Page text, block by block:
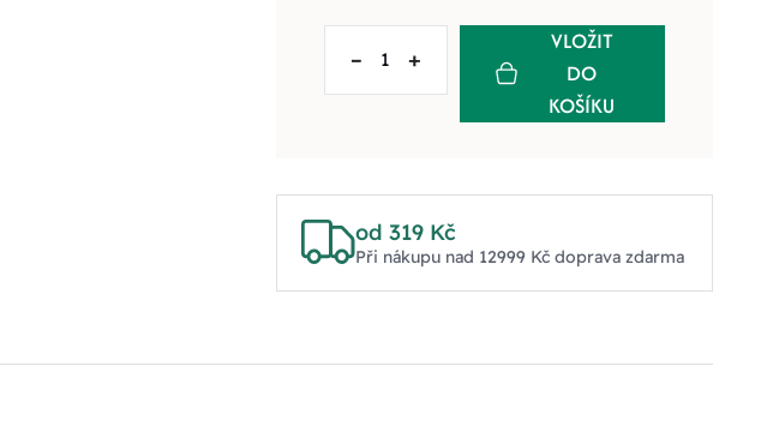
– +
VLOŽIT
DO
KOŠÍKU
od 319 Kč
Při nákupu nad 12999 Kč doprava zdarma